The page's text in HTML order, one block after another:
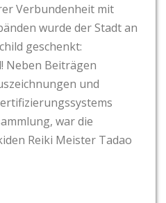
Verbundenheit mit
wurde der Stadt an
geschenkt:
Neben Beiträgen
und
war die
Reiki Meister Tadao